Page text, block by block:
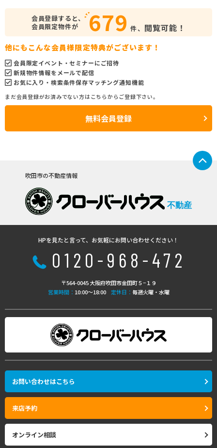
会員登録すると、
会員限定物件が
679 件、 閲覧可能！
他にもこんな会員様限定特典がございます！
会員限定イベント・セミナーにご招待
新規物件情報をメールで配信
お気に入り・検索条件保存マッチング通知機能
まだ会員登録がお済みでない方はこちらからご登録下さい。
無料会員登録
吹田市の不動産情報
不動産
HPを見たと言って、お気軽にお問い合わせください！
0120-968-472
〒564-0045 大阪府吹田市金田町５−１９
営業時間： 10:00〜18:00 定休日： 毎週火曜・水曜
お問い合わせはこちら
来店予約
オンライン相談